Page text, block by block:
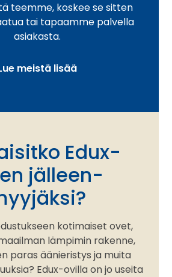
teemme, koskee se sitten
tai tapaamme palvella
asiakasta.
meistä lisää
Edux-
jälleen­
kotimaiset ovet,
lämpimin rakenne,
paras äänieristys ja muita
Edux-ovilla on jo useita